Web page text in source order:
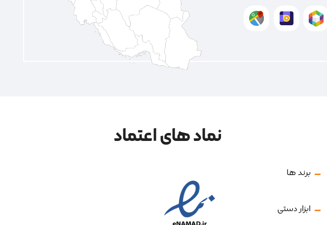
برند ها
ابزار دستی
نماد های اعتماد